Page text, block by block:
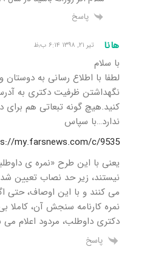
پاسخ
هانا تیر ۲۱, ۱۳۹۸ ۶:۱۴ ب٫ظ
با سلام
لطفا با اطلاع رسانی به
نگهداشتن ظرفیت دکتری به
کنید.هیچ گونه تبعاتی هم برای
ندارد…با سپاس
my.farsnews.com/c/9535
یعنی با این طرح «نمره ی
نیستند، زیر حد نصاب تعیین
می کنند و با این اوصاف، حتی
نمره کارنامه سنجش آن، کاملا
دکتری داوطلب، مردود اعلام
پاسخ